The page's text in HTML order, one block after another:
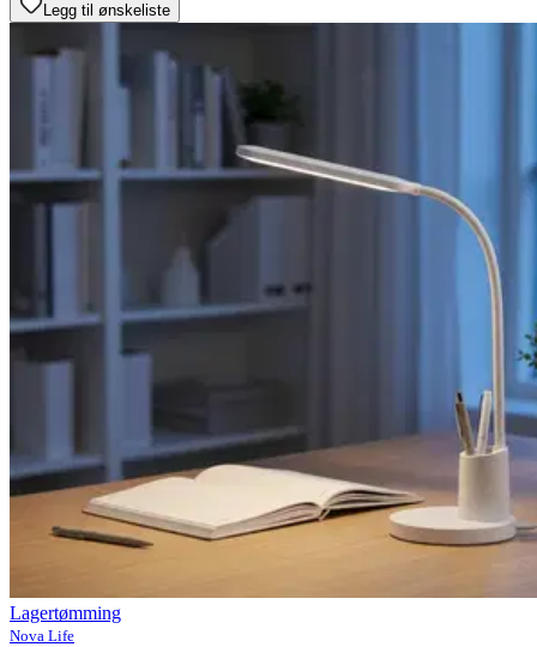
Legg til ønskeliste
Lagertømming
Nova Life